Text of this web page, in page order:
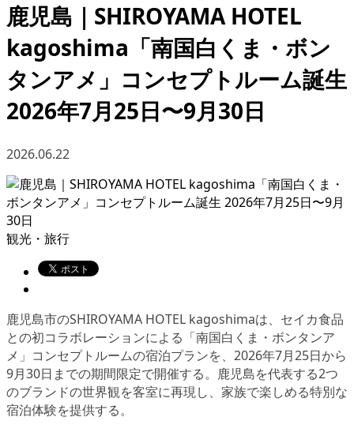
鹿児島｜SHIROYAMA HOTEL
kagoshima「南国白くま・ボン
タンアメ」コンセプトルーム誕生
2026年7月25日〜9月30日
2026.06.22
観光・旅行
鹿児島市のSHIROYAMA HOTEL kagoshimaは、セイカ食品
との初コラボレーションによる「南国白くま・ボンタンア
メ」コンセプトルームの宿泊プランを、2026年7月25日から
9月30日までの期間限定で開催する。鹿児島を代表する2つ
のブランドの世界観を客室に再現し、家族で楽しめる特別な
宿泊体験を提供する。